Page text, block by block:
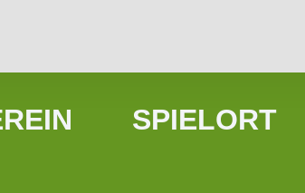
SPIELORT